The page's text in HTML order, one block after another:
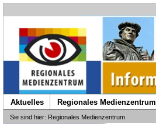
Aktuelles Regionales Medienzentrum
Sie sind hier: Regionales Medienzentrum